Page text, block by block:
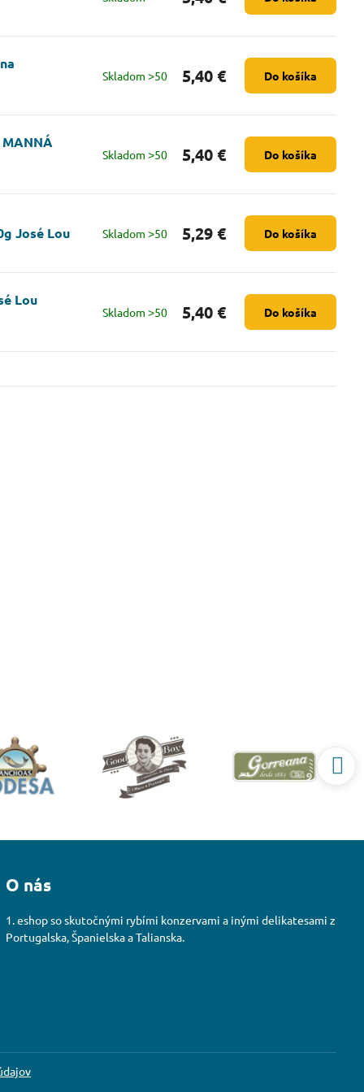
Skladom ˃50 5,40 € Do košíka
Skladom ˃50 5,40 € Do košíka
José Lou Skladom ˃50 5,29 € Do košíka
Lou
Skladom ˃50 5,40 € Do košíka
O nás
1. eshop so skutočnými rybími konzervami a inými delikatesami z
Portugalska, Španielska a Talianska.